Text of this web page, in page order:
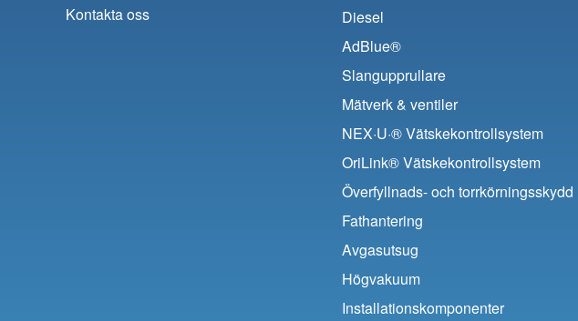
Kontakta oss
Diesel
AdBlue®
Slangupprullare
Mätverk & ventiler
NEX·U·® Vätskekontrollsystem
OriLink® Vätskekontrollsystem
Överfyllnads- och torrkörningsskydd
Fathantering
Avgasutsug
Högvakuum
Installationskomponenter